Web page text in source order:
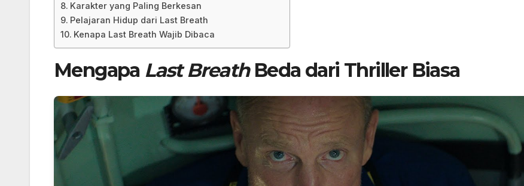
Karakter yang Paling Berkesan
Pelajaran Hidup dari Last Breath
Kenapa Last Breath Wajib Dibaca
Mengapa Last BreathBeda dari Thriller Biasa